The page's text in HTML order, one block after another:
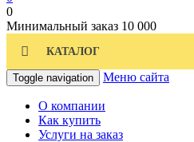
0
Минимальный заказ 10 000
КАТАЛОГ
Toggle navigation Меню сайта
О компании
Как купить
Услуги на заказ